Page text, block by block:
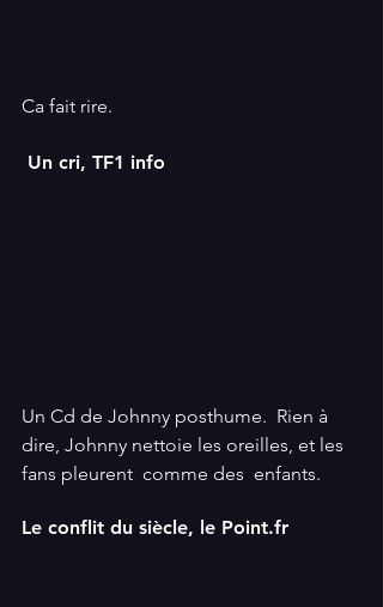
Ca fait rire.
Un cri, TF1 info
Un Cd de Johnny posthume.  Rien à
dire, Johnny nettoie les oreilles, et les
fans pleurent  comme des  enfants.
Le conflit du siècle, le Point.fr